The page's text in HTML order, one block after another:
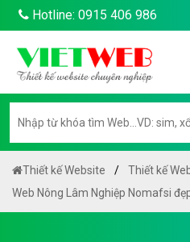
Hotline: 0915 406 986
Thiết kế Website Thiết kế
Web Nông Lâm Nghiệp Nomafsi